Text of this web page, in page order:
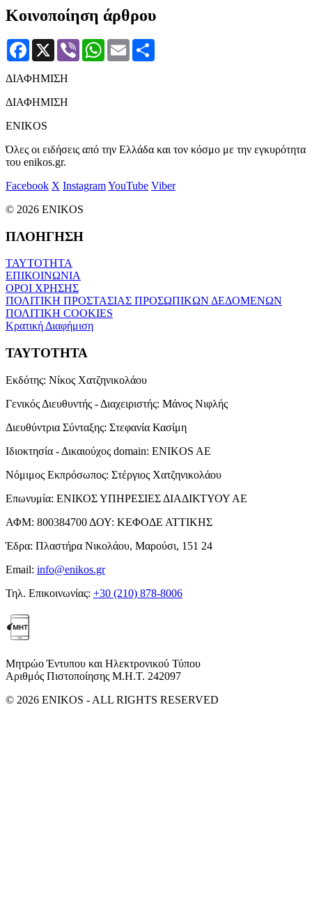
Κοινοποίηση άρθρου
Facebook
X Viber WhatsApp
Email
ΔΙΑΦΗΜΙΣΗ
ΔΙΑΦΗΜΙΣΗ
ENIKOS
Όλες οι ειδήσεις από την Ελλάδα και τον κόσμο με την εγκυρότητα
του enikos.gr.
Facebook X InstagramYouTube Viber
© 2026 ENIKOS
ΠΛΟΗΓΗΣΗ
ΤΑΥΤΟΤΗΤΑ
ΕΠΙΚΟΙΝΩΝΙΑ
ΟΡΟΙ ΧΡΗΣΗΣ
ΠΟΛΙΤΙΚΗ ΠΡΟΣΤΑΣΙΑΣ ΠΡΟΣΩΠΙΚΩΝ ΔΕΔΟΜΕΝΩΝ
ΠΟΛΙΤΙΚΗ COOKIES
Κρατική Διαφήμιση
ΤΑΥΤΟΤΗΤΑ
Εκδότης: Νίκος Χατζηνικολάου
Γενικός Διευθυντής - Διαχειριστής: Μάνος Νιφλής
Διευθύντρια Σύνταξης: Στεφανία Κασίμη
Ιδιοκτησία - Δικαιούχος domain: ENIKOS AE
Νόμιμος Εκπρόσωπος: Στέργιος Χατζηνικολάου
Επωνυμία: ΕΝΙΚΟΣ ΥΠΗΡΕΣΙΕΣ ΔΙΑΔΙΚΤΥΟΥ ΑΕ
ΑΦΜ: 800384700 ΔΟΥ: ΚΕΦΟΔΕ ΑΤΤΙΚΗΣ
Έδρα: Πλαστήρα Νικολάου, Μαρούσι, 151 24
Email: info@enikos.gr
Τηλ. Επικοινωνίας: +30 (210) 878-8006
Μητρώο Έντυπου και Ηλεκτρονικού Τύπου
Αριθμός Πιστοποίησης Μ.Η.Τ. 242097
© 2026 ENIKOS - ALL RIGHTS RESERVED